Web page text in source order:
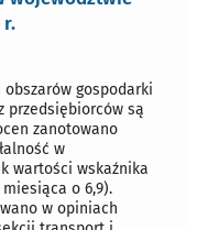
gospodarki
przedsiębiorców są
zanotowano
w
wartości wskaźnika
o 6,9).
w opiniach